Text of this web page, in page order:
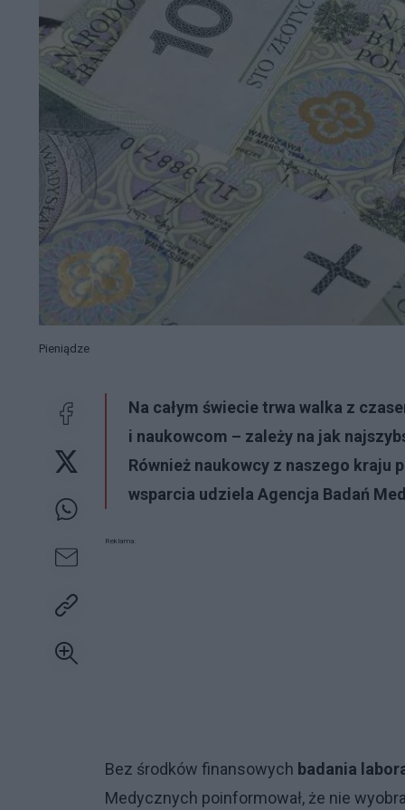
Pieniądze
Na całym świecie trwa walka z
i naukowcom – zależy na jak
Również naukowcy z naszego kraju
wsparcia udziela Agencja Badań
Reklama:
Bez środków finansowych badania
Medycznych poinformował, że nie